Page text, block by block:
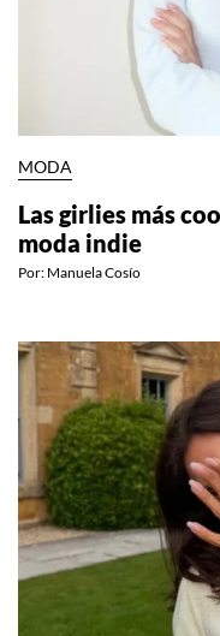
MODA
Las girlies más
moda indie
Por: Manuela Cosío